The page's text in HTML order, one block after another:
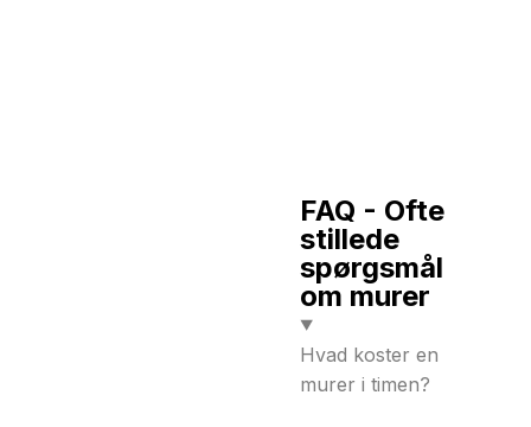
FAQ - Ofte
stillede
spørgsmål
om murer
Hvad koster en
murer i timen?